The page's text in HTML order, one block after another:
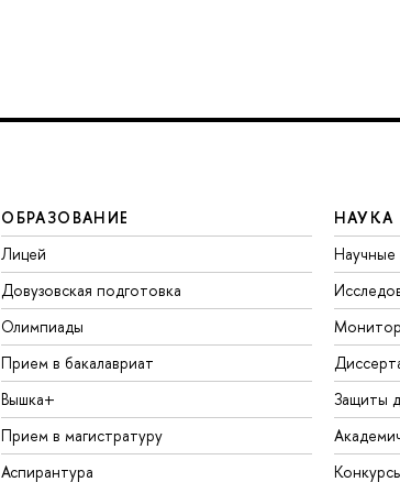
ОБРАЗОВАНИЕ
Лицей
Довузовская подготовка
Олимпиады
Прием в бакалавриат
Вышка+
Прием в магистратуру
Аспирантура
НАУКА
Научные
Защиты